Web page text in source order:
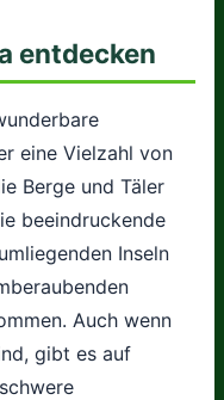
entdecken
eine Vielzahl von
Berge und Täler
beeindruckende
Inseln
Auch wenn
gibt es auf